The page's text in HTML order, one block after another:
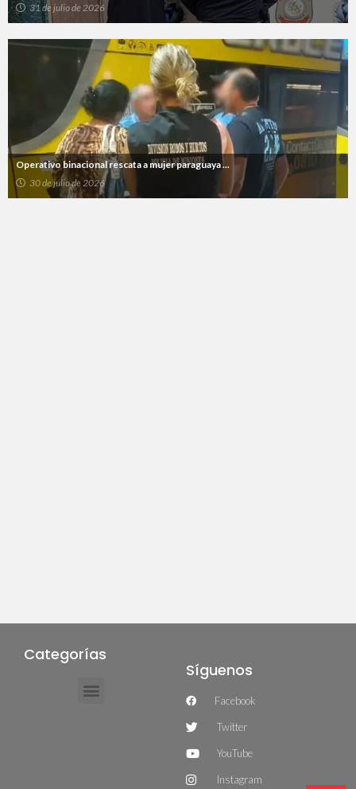
31 de julio de 2026
Operativo binacional rescata a mujer paraguaya ...
30 de julio de 2026
Categorías
Síguenos
Facebook
Twitter
YouTube
Instagram